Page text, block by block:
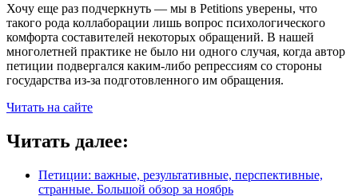
Хочу еще раз подчеркнуть — мы в Petitions уверены, что
такого рода коллаборации лишь вопрос психологического
комфорта составителей некоторых обращений. В нашей
многолетней практике не было ни одного случая, когда автор
петиции подвергался каким-либо репрессиям со стороны
государства из-за подготовленного им обращения.
Читать на сайте
Читать далее:
Петиции: важные, результативные, перспективные,
странные. Большой обзор за ноябрь